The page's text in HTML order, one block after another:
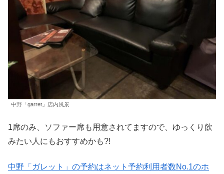
中野「garret」店内風景
1席のみ、ソファー席も用意されてますので、ゆっくり飲
みたい人にもおすすめかも?!
中野「ガレット」の予約はネット予約利用者数No.1のホ